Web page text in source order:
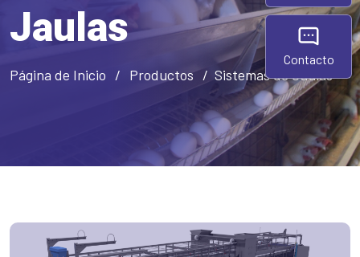
Jaulas
Página de Inicio Productos Sistemas de Jaulas
Contacto